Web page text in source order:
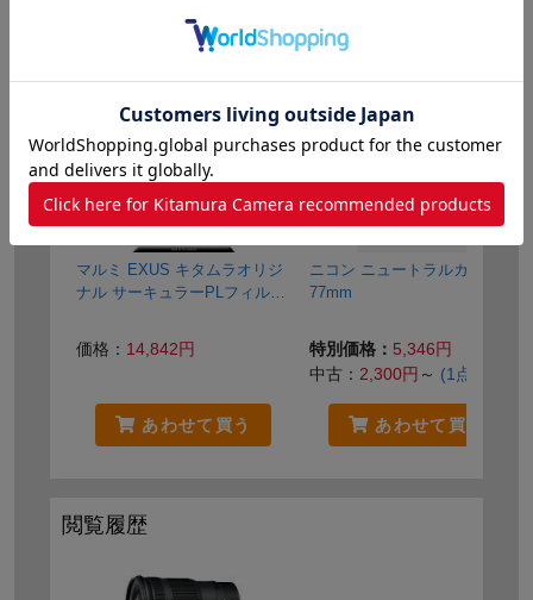
発売日 2022年1月28日発売
関連商品
マルミ EXUS キタムラオリジ
ナル サーキュラーPLフィルタ
価格： 14,842円
あわせて買う
ニコン ニュートラルカラーNC
77mm
特別価格： 5,346円
中古： 2,300円 ～ (1点)
あわせて買う
閲覧履歴